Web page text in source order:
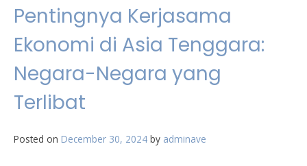
Pentingnya Kerjasama
Ekonomi di Asia Tenggara:
Negara-Negara yang
Terlibat
Posted on December 30, 2024 by adminave